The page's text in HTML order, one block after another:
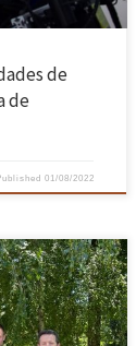
de
de
01/08/2022
(à direita na
(segundo à